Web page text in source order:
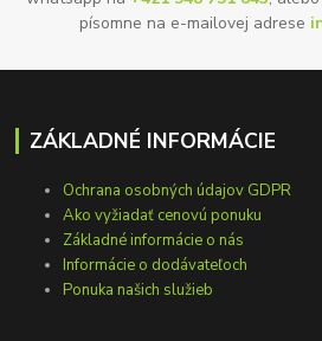
písomne na e-mailovej adrese
ZÁKLADNÉ INFORMÁCIE
Ochrana osobných údajov GDPR
Ako vyžiadať cenovú ponuku
Základné informácie o nás
Informácie o dodávateľoch
Ponuka našich služieb